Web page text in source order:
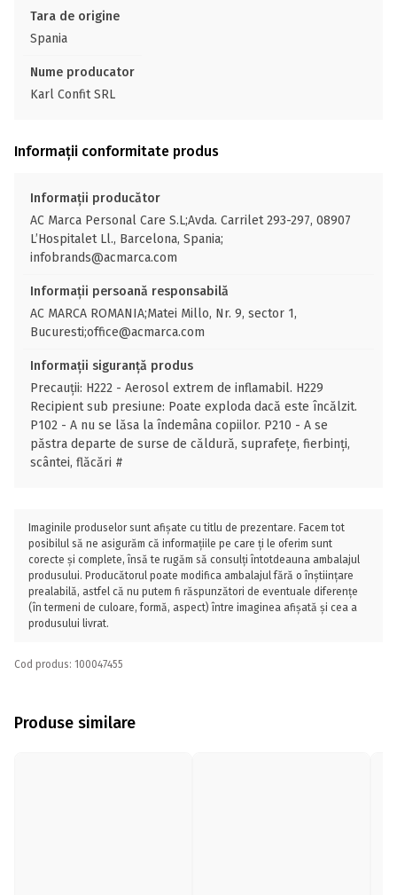
Tara de origine
Spania
Nume producator
Karl Confit SRL
Informații conformitate produs
Informații producător
AC Marca Personal Care S.L;Avda. Carrilet 293-297, 08907
L’Hospitalet Ll., Barcelona, Spania;
infobrands@acmarca.com
Informații persoană responsabilă
AC MARCA ROMANIA;Matei Millo, Nr. 9, sector 1,
Bucuresti;office@acmarca.com
Informații siguranță produs
Precauții: H222 - Aerosol extrem de inflamabil. H229
Recipient sub presiune: Poate exploda dacă este încălzit.
P102 - A nu se lăsa la îndemâna copiilor. P210 - A se
păstra departe de surse de căldură, suprafețe, fierbinți,
scântei, flăcări #
Imaginile produselor sunt afișate cu titlu de prezentare. Facem tot
posibilul să ne asigurăm că informațiile pe care ți le oferim sunt
corecte și complete, însă te rugăm să consulți întotdeauna ambalajul
produsului. Producătorul poate modifica ambalajul fără o înștiințare
prealabilă, astfel că nu putem fi răspunzători de eventuale diferențe
(în termeni de culoare, formă, aspect) între imaginea afișată și cea a
produsului livrat.
Cod produs: 100047455
Produse similare